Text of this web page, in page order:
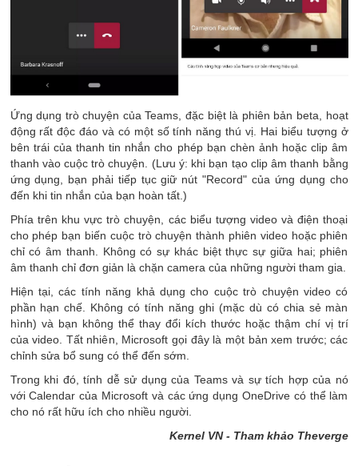
Ứng dụng trò chuyện của Teams, đặc biệt là phiên bản beta, hoạt
động rất độc đáo và có một số tính năng thú vị. Hai biểu tượng ở
bên trái của thanh tin nhắn cho phép bạn chèn ảnh hoặc clip âm
thanh vào cuộc trò chuyện. (Lưu ý: khi bạn tạo clip âm thanh bằng
ứng dụng, bạn phải tiếp tục giữ nút "Record" của ứng dụng cho
đến khi tin nhắn của bạn hoàn tất.)
Phía trên khu vực trò chuyện, các biểu tượng video và điện thoại
cho phép bạn biến cuộc trò chuyện thành phiên video hoặc phiên
chỉ có âm thanh. Không có sự khác biệt thực sự giữa hai; phiên
âm thanh chỉ đơn giản là chặn camera của những người tham gia.
Hiện tại, các tính năng khả dụng cho cuộc trò chuyện video có
phần hạn chế. Không có tính năng ghi (mặc dù có chia sẻ màn
hình) và bạn không thể thay đổi kích thước hoặc thậm chí vị trí
của video. Tất nhiên, Microsoft gọi đây là một bản xem trước; các
chỉnh sửa bổ sung có thể đến sớm.
Trong khi đó, tính dễ sử dụng của Teams và sự tích hợp của nó
với Calendar của Microsoft và các ứng dụng OneDrive có thể làm
cho nó rất hữu ích cho nhiều người.
Kernel VN - Tham khảo Theverge